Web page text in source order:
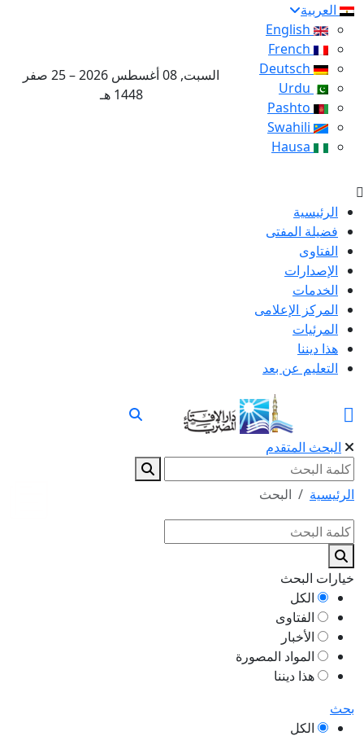
العربية
السبت, 08 أغسطس 2026 – 25 صفر
1448 هـ
الرئيسية
فضيلة المفتى
الفتاوى
الإصدارات
الخدمات
المركز الإعلامى
المرئيات
هذا ديننا
التعليم عن بعد
البحث المتقدم
الرئيسية البحث
خيارات البحث
الكل
الفتاوى
الأخبار
المواد المصورة
هذا ديننا
بحث
الكل